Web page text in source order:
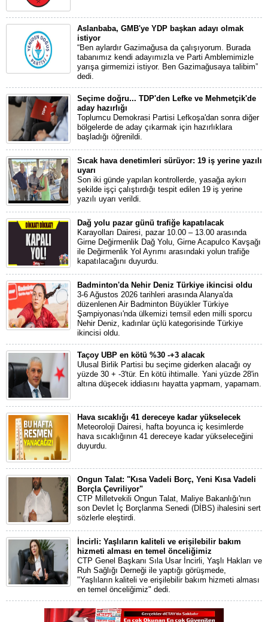
Aslanbaba, GMB'ye YDP başkan adayı olmak
istiyor
“Ben aylardır Gazimağusa da çalışıyorum. Burada
tabanımız kendi adayımızla ve Parti Amblemimizle
yarışa girmemizi istiyor. Ben Gazimağusaya talibim”
dedi.
Seçime doğru... TDP'den Lefke ve Mehmetçik'de
aday hazırlığı
Toplumcu Demokrasi Partisi Lefkoşa'dan sonra diğer
bölgelerde de aday çıkarmak için hazırlıklara
başladığı öğrenildi.
Sıcak hava denetimleri sürüyor: 19 iş yerine yazılı
uyarı
Son iki günde yapılan kontrollerde, yasağa aykırı
şekilde işçi çalıştırdığı tespit edilen 19 iş yerine
yazılı uyarı verildi.
Dağ yolu pazar günü trafiğe kapatılacak
Karayolları Dairesi, pazar 10.00 – 13.00 arasında
Girne Değirmenlik Dağ Yolu, Girne Acapulco Kavşağı
ile Değirmenlik Yol Ayrımı arasındaki yolun trafiğe
kapatılacağını duyurdu.
Badminton'da Nehir Deniz Türkiye ikincisi oldu
3-6 Ağustos 2026 tarihleri arasında Alanya'da
düzenlenen Air Badminton Büyükler Türkiye
Şampiyonası'nda ülkemizi temsil eden milli sporcu
Nehir Deniz, kadınlar üçlü kategorisinde Türkiye
ikincisi oldu.
Taçoy UBP en kötü %30 -+3 alacak
Ulusal Birlik Partisi bu seçime giderken alacağı oy
yüzde 30 + -3'tür. En kötü ihtimalle. Yani yüzde 28'in
altına düşecek iddiasını hayatta yapmam, yapamam.
Hava sıcaklığı 41 dereceye kadar yükselecek
Meteoroloji Dairesi, hafta boyunca iç kesimlerde
hava sıcaklığının 41 dereceye kadar yükseleceğini
duyurdu.
Ongun Talat: "Kısa Vadeli Borç, Yeni Kısa Vadeli
Borçla Çevriliyor"
CTP Milletvekili Ongun Talat, Maliye Bakanlığı'nın
son Devlet İç Borçlanma Senedi (DİBS) ihalesini sert
sözlerle eleştirdi.
İncirli: Yaşlıların kaliteli ve erişilebilir bakım
hizmeti alması en temel önceliğimiz
CTP Genel Başkanı Sıla Usar İncirli, Yaşlı Hakları ve
Ruh Sağlığı Derneği ile yaptığı görüşmede,
"Yaşlıların kaliteli ve erişilebilir bakım hizmeti alması
en temel önceliğimiz" dedi.